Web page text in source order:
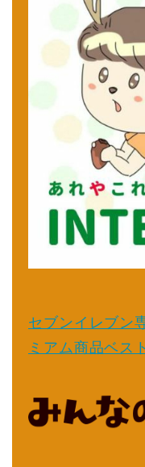
セブンイレブン
ミアム商品ベス